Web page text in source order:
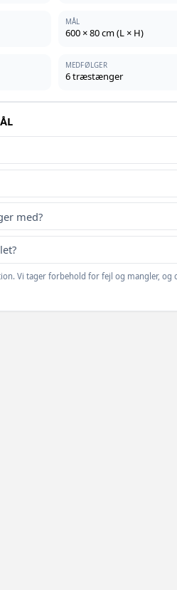
MÅL
600 × 80 cm (L × H)
MEDFØLGER
6 træstænger
med?
Vi tager forbehold for fejl og mangler, og